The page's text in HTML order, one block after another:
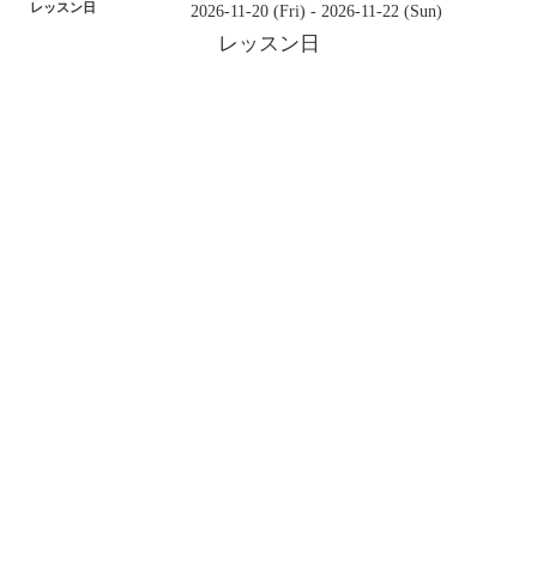
レッスン日 2026-11-20 (Fri) - 2026-11-22 (Sun)
レッスン日